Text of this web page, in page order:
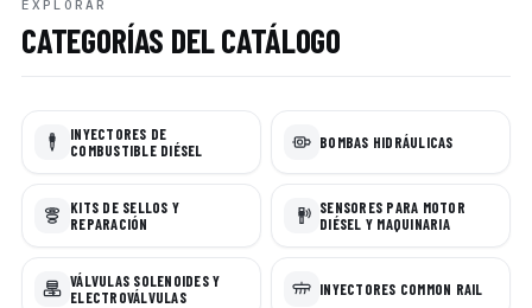
EXPLORAR
CATEGORÍAS DEL CATÁLOGO
INYECTORES DE
COMBUSTIBLE DIÉSEL
BOMBAS HIDRÁULICAS
KITS DE SELLOS Y
REPARACIÓN
SENSORES PARA MOTOR
DIÉSEL Y MAQUINARIA
VÁLVULAS SOLENOIDES Y
ELECTROVÁLVULAS
INYECTORES COMMON RAIL